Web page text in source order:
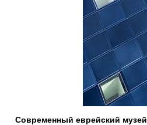
Современный еврейский музей